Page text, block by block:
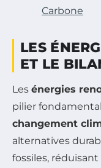
Carbone
LES
ET LE
Les énergies
pilier
changement
alternatives
fossiles,